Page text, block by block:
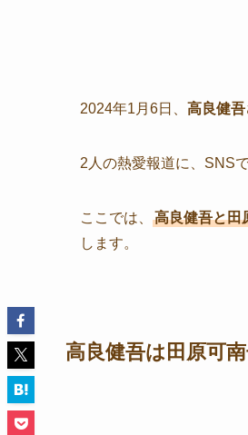
2024年1月6日、 高良健吾
2人の熱愛報道に、SNS
ここでは、 高良健吾と田
します。
高良健吾は田原可